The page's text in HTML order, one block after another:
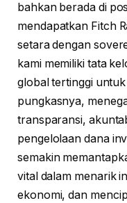
bahkan berada di
mendapatkan Fitch
setara dengan
kami memiliki tata
global tertinggi
pungkasnya,
transparansi,
pengelolaan dana
semakin
vital dalam menarik
ekonomi, dan